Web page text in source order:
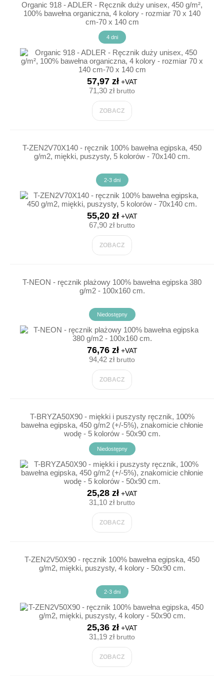
Organic 918 - ADLER - Ręcznik duży unisex, 450 g/m²,
100% bawełna organiczna, 4 kolory - rozmiar 70 x 140
cm-70 x 140 cm
4 dni
57,97 zł+VAT
71,30 złbrutto
ZOBACZ
T-ZEN2V70X140 - ręcznik 100% bawełna egipska, 450
g/m2, miękki, puszysty, 5 kolorów - 70x140 cm.
2-3 dni
55,20 zł+VAT
67,90 złbrutto
ZOBACZ
T-NEON - ręcznik plażowy 100% bawełna egipska 380
g/m2 - 100x160 cm.
Niedostępny
76,76 zł+VAT
94,42 złbrutto
ZOBACZ
T-BRYZA50X90 - miękki i puszysty ręcznik, 100%
bawełna egipska, 450 g/m2 (+/-5%), znakomicie chłonie
wodę - 5 kolorów - 50x90 cm.
Niedostępny
25,28 zł+VAT
31,10 złbrutto
ZOBACZ
T-ZEN2V50X90 - ręcznik 100% bawełna egipska, 450
g/m2, miękki, puszysty, 4 kolory - 50x90 cm.
2-3 dni
25,36 zł+VAT
31,19 złbrutto
ZOBACZ